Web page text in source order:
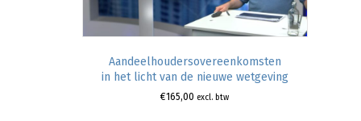
Aandeelhoudersovereenkomsten
in het licht van de nieuwe wetgeving
€165,00 excl. btw